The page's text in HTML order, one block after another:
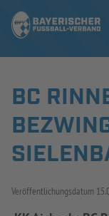
ERGEBNISSE &
SPIELBETRIEB &
BC
Veröffentlichungsdatum